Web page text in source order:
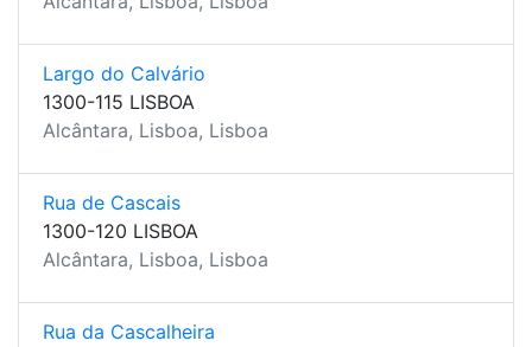
Largo do Calvário
1300-115 LISBOA
Alcântara, Lisboa, Lisboa
Rua de Cascais
1300-120 LISBOA
Alcântara, Lisboa, Lisboa
Rua da Cascalheira